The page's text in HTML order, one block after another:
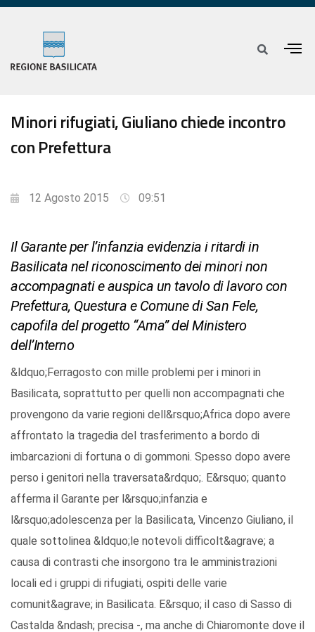
Minori rifugiati, Giuliano chiede incontro
con Prefettura
12 Agosto 2015 09:51
Il Garante per l’infanzia evidenzia i ritardi in
Basilicata nel riconoscimento dei minori non
accompagnati e auspica un tavolo di lavoro con
Prefettura, Questura e Comune di San Fele,
capofila del progetto “Ama” del Ministero
dell’Interno
&ldquo;Ferragosto con mille problemi per i minori in
Basilicata, soprattutto per quelli non accompagnati che
provengono da varie regioni dell&rsquo;Africa dopo avere
affrontato la tragedia del trasferimento a bordo di
imbarcazioni di fortuna o di gommoni. Spesso dopo avere
perso i genitori nella traversata&rdquo;. E&rsquo; quanto
afferma il Garante per l&rsquo;infanzia e
l&rsquo;adolescenza per la Basilicata, Vincenzo Giuliano, il
quale sottolinea &ldquo;le notevoli difficolt&agrave; a
causa di contrasti che insorgono tra le amministrazioni
locali ed i gruppi di rifugiati, ospiti delle varie
comunit&agrave; in Basilicata. E&rsquo; il caso di Sasso di
Castalda &ndash; precisa -, ma anche di Chiaromonte dove il